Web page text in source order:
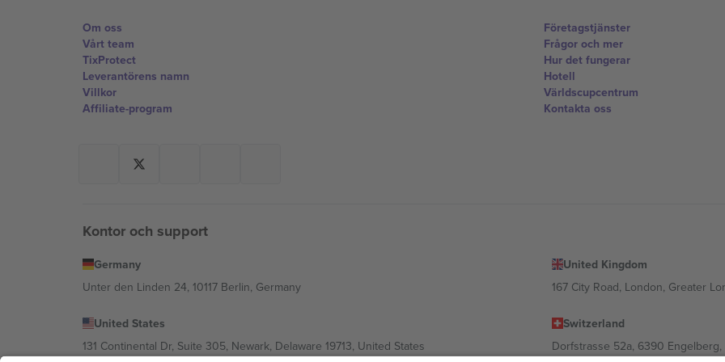
Om oss
Vårt team
TixProtect
Leverantörens namn
Villkor
Affiliate-program
Företagstjänster
Frågor och mer
Hur det fungerar
Hotell
Världscupcentrum
Kontakta oss
Kontor och support
Germany
Unter den Linden 24, 10117 Berlin, Germany
United Kingdom
167 City Road, London, Greater
United States
131 Continental Dr, Suite 305, Newark, Delaware 19713, United States
Switzerland
Dorfstrasse 52a, 6390 Engelberg,